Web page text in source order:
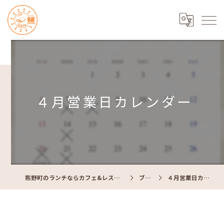
４月営業日カレンダー
熊野町のランチならカフェ&レストラン Cafe照 ブログ ４月営業日カレンダー